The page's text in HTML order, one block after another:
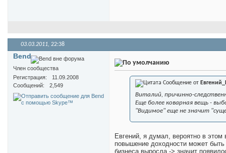
03.03.2011, 22:38
Bend
Член сообщества
Регистрация
11.09.2008
Сообщений
2,549 Сообщение от
Виталий, причинно-
Еще более коварная вещь -
"Видимое" еще не значит
Евгений, я думал, вероятно в этом
повышение доходности может быть
бизнеса выросла -> значит